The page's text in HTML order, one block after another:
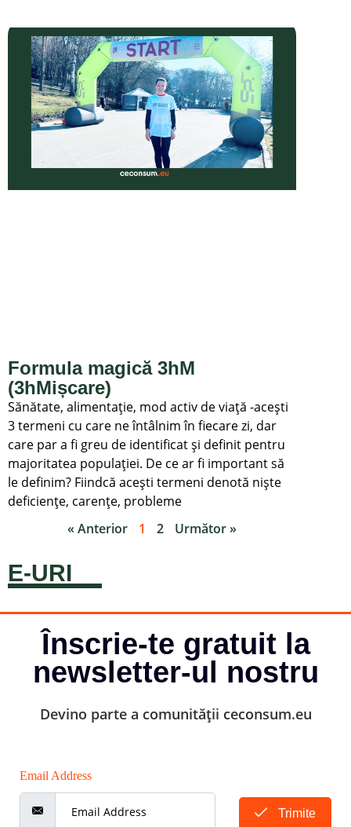
Formula magică 3hM
(3hMișcare)
Sănătate, alimentație, mod activ de viață -acești
3 termeni cu care ne întâlnim în fiecare zi, dar
care par a fi greu de identificat și definit pentru
majoritatea populației. De ce ar fi important să
le definim? Fiindcă acești termeni denotă niște
deficiențe, carențe, probleme
« Anterior
1 2 Următor »
E-URI
Înscrie-te gratuit la
newsletter-ul nostru
Devino parte a comunității ceconsum.eu
Email Address
Trimite